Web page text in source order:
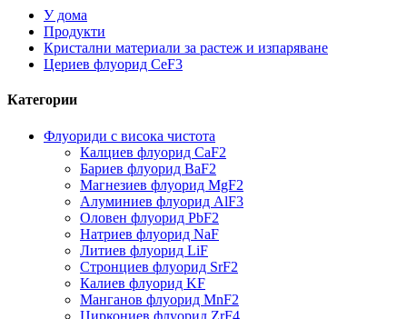
У дома
Продукти
Кристални материали за растеж и изпаряване
Цериев флуорид CeF3
Категории
Флуориди с висока чистота
Калциев флуорид CaF2
Бариев флуорид BaF2
Магнезиев флуорид MgF2
Алуминиев флуорид AlF3
Оловен флуорид PbF2
Натриев флуорид NaF
Литиев флуорид LiF
Стронциев флуорид SrF2
Калиев флуорид KF
Манганов флуорид MnF2
Циркониев флуорид ZrF4